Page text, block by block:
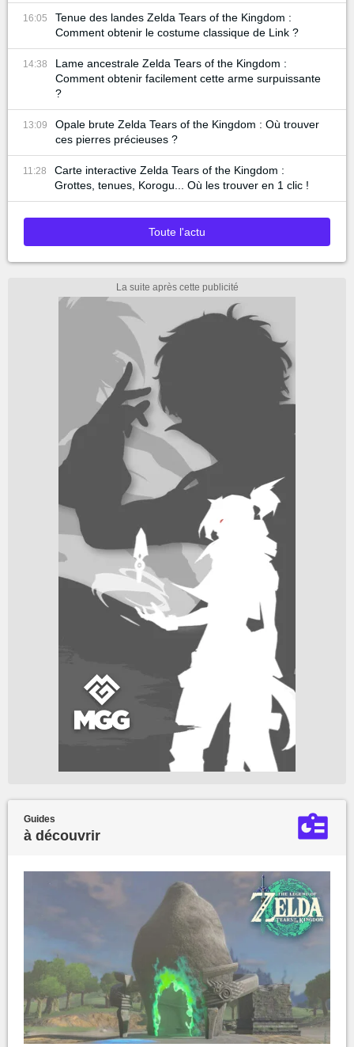
16:05
Tenue des landes Zelda Tears of the Kingdom :
Comment obtenir le costume classique de Link ?
14:38
Lame ancestrale Zelda Tears of the Kingdom :
Comment obtenir facilement cette arme surpuissante
?
13:09
Opale brute Zelda Tears of the Kingdom : Où trouver
ces pierres précieuses ?
11:28
Carte interactive Zelda Tears of the Kingdom :
Grottes, tenues, Korogu... Où les trouver en 1 clic !
Toute l'actu
Guides
à découvrir